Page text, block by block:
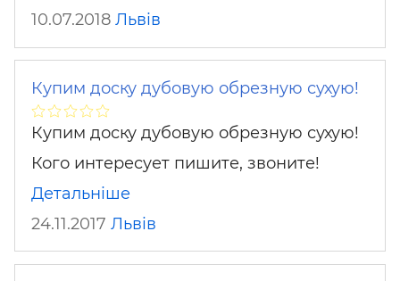
10.07.2018 Львів
Купим доску дубовую обрезную сухую!
Купим доску дубовую обрезную сухую!
Кого интересует пишите, звоните!
Детальніше
24.11.2017 Львів